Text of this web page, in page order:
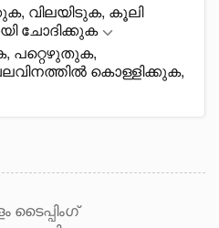
വിലയിടുക, കൂലി
ചോദിക്കുക
പറ്റെഴുതുക,
കൊള്ളിക്കുക,
ടൈപ്പിംഗ്